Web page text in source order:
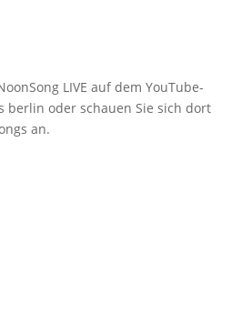
LIVE auf dem YouTube-
berlin oder schauen Sie sich dort
an.